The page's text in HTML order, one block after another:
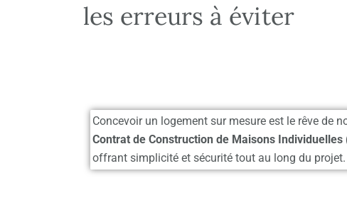
les erreurs à éviter
Concevoir un logement sur mesure est le rêve de
Contrat de Construction de Maisons Individuelles
offrant simplicité et sécurité tout au long du projet.